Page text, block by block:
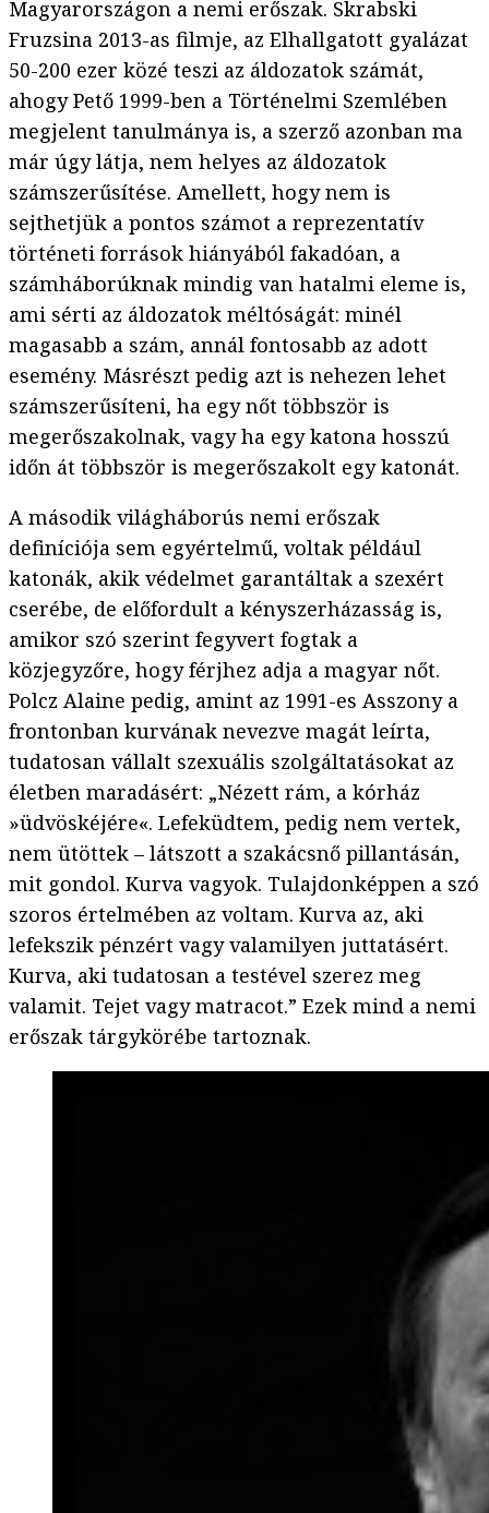
Magyarországon a nemi erőszak. Skrabski
Fruzsina 2013-as filmje, az Elhallgatott gyalázat
50-200 ezer közé teszi az áldozatok számát,
ahogy Pető 1999-ben a Történelmi Szemlében
megjelent tanulmánya is, a szerző azonban ma
már úgy látja, nem helyes az áldozatok
számszerűsítése. Amellett, hogy nem is
sejthetjük a pontos számot a reprezentatív
történeti források hiányából fakadóan, a
számháborúknak mindig van hatalmi eleme is,
ami sérti az áldozatok méltóságát: minél
magasabb a szám, annál fontosabb az adott
esemény. Másrészt pedig azt is nehezen lehet
számszerűsíteni, ha egy nőt többször is
megerőszakolnak, vagy ha egy katona hosszú
időn át többször is megerőszakolt egy katonát.
A második világháborús nemi erőszak
definíciója sem egyértelmű, voltak például
katonák, akik védelmet garantáltak a szexért
cserébe, de előfordult a kényszerházasság is,
amikor szó szerint fegyvert fogtak a
közjegyzőre, hogy férjhez adja a magyar nőt.
Polcz Alaine pedig, amint az 1991-es Asszony a
frontonban kurvának nevezve magát leírta,
tudatosan vállalt szexuális szolgáltatásokat az
életben maradásért: „Nézett rám, a kórház
»üdvöskéjére«. Lefeküdtem, pedig nem vertek,
nem ütöttek – látszott a szakácsnő pillantásán,
mit gondol. Kurva vagyok. Tulajdonképpen a szó
szoros értelmében az voltam. Kurva az, aki
lefekszik pénzért vagy valamilyen juttatásért.
Kurva, aki tudatosan a testével szerez meg
valamit. Tejet vagy matracot.” Ezek mind a nemi
erőszak tárgykörébe tartoznak.